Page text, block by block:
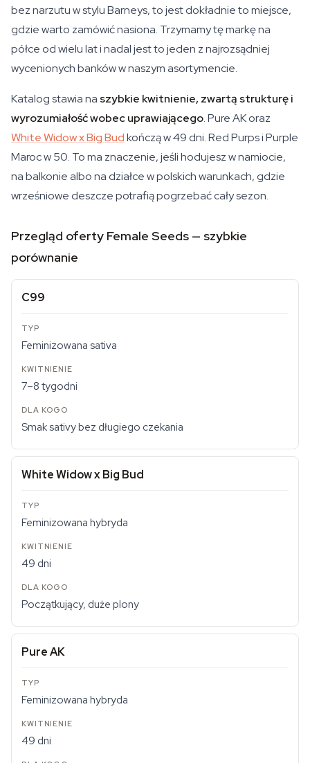
bez narzutu w stylu Barneys, to jest dokładnie to miejsce,
gdzie warto zamówić nasiona. Trzymamy tę markę na
półce od wielu lat i nadal jest to jeden z najrozsądniej
wycenionych banków w naszym asortymencie.
Katalog stawia na szybkie kwitnienie, zwartą strukturę i
wyrozumiałość wobec uprawiającego. Pure AK oraz
White Widow x Big Budkończą w 49 dni. Red Purps i Purple
Maroc w 50. To ma znaczenie, jeśli hodujesz w namiocie,
na balkonie albo na działce w polskich warunkach, gdzie
wrześniowe deszcze potrafią pogrzebać cały sezon.
Przegląd oferty Female Seeds — szybkie
porównanie
C99
Feminizowana sativa
7–8 tygodni
Smak sativy bez długiego czekania
White Widow x Big Bud
Feminizowana hybryda
49 dni
Początkujący, duże plony
Pure AK
Feminizowana hybryda
49 dni